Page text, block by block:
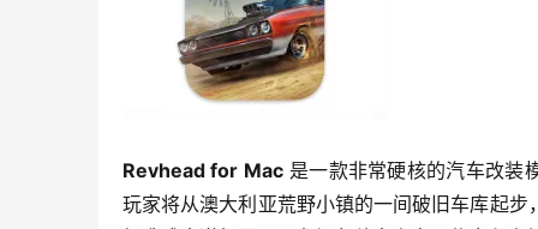
Revhead for Mac 是一款非常硬核的汽车改装
玩家将从澳大利亚荒野小镇的一间破旧车库起